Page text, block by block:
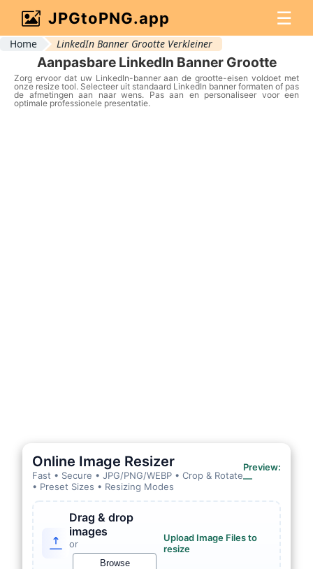
JPGtoPNG.app ☰
Home LinkedIn Banner Grootte Verkleiner
Aanpasbare LinkedIn Banner Grootte
Zorg ervoor dat uw LinkedIn-banner aan de grootte-eisen voldoet met
onze resize tool. Selecteer uit standaard LinkedIn banner formaten of pas
de afmetingen aan naar wens. Pas aan en personaliseer voor een
optimale professionele presentatie.
Online Image Resizer
Fast • Secure • JPG/PNG/WEBP • Crop & Rotate
• Preset Sizes • Resizing Modes
Preview:
—
Drag & drop
images
or
Browse
Upload Image Files to
resize